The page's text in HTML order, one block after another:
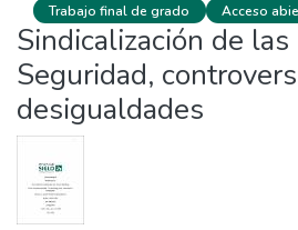
Trabajo final de grado Acceso
Sindicalización de las
Seguridad,
desigualdades